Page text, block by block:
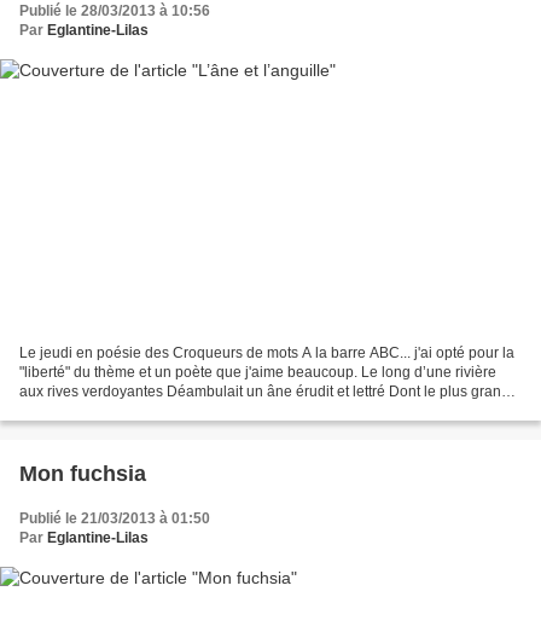
Publié le 28/03/2013 à 10:56
Par Eglantine-Lilas
Le jeudi en poésie des Croqueurs de mots A la barre ABC... j'ai opté pour la
"liberté" du thème et un poète que j'aime beaucoup. Le long d’une rivière
aux rives verdoyantes Déambulait un âne érudit et lettré Dont le plus grand
Mon fuchsia
Publié le 21/03/2013 à 01:50
Par Eglantine-Lilas